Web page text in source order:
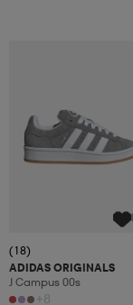
(18)
ADIDAS ORIGINALS
J Campus 00s
+8